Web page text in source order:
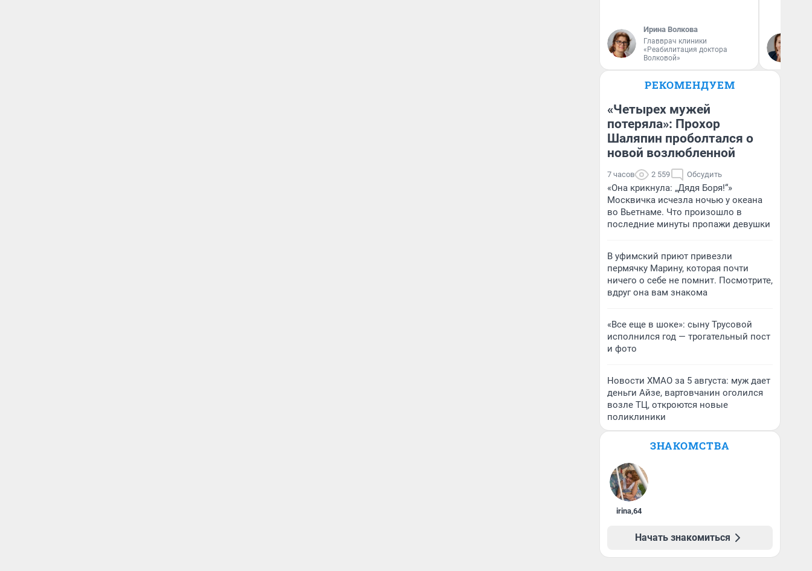
Ирина Волкова
Главврач клиники
«Реабилитация доктора
Волковой»
РЕКОМЕНДУЕМ
«Четырех мужей
потеряла»: Прохор
Шаляпин проболтался о
новой возлюбленной
7 часов 2 559 Обсудить
«Она крикнула: „Дядя Боря!“»
Москвичка исчезла ночью у океана
во Вьетнаме. Что произошло в
последние минуты пропажи девушки
В уфимский приют привезли
пермячку Марину, которая почти
ничего о себе не помнит. Посмотрите,
вдруг она вам знакома
«Все еще в шоке»: сыну Трусовой
исполнился год — трогательный пост
и фото
Новости ХМАО за 5 августа: муж дает
деньги Айзе, вартовчанин оголился
возле ТЦ, откроются новые
поликлиники
ЗНАКОМСТВА
irina,64
Начать знакомиться